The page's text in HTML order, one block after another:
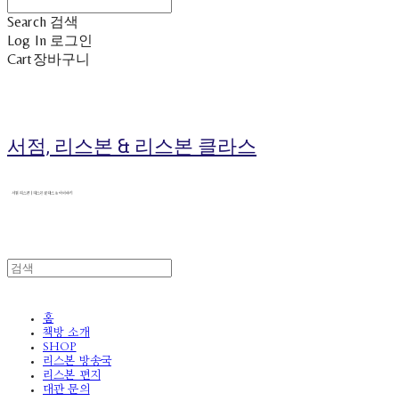
Search 검색
Log In 로그인
Cart장바구니
서점, 리스본 & 리스본 클라스
홈
책방 소개
SHOP
리스본 방송국
리스본 편지
대관 문의